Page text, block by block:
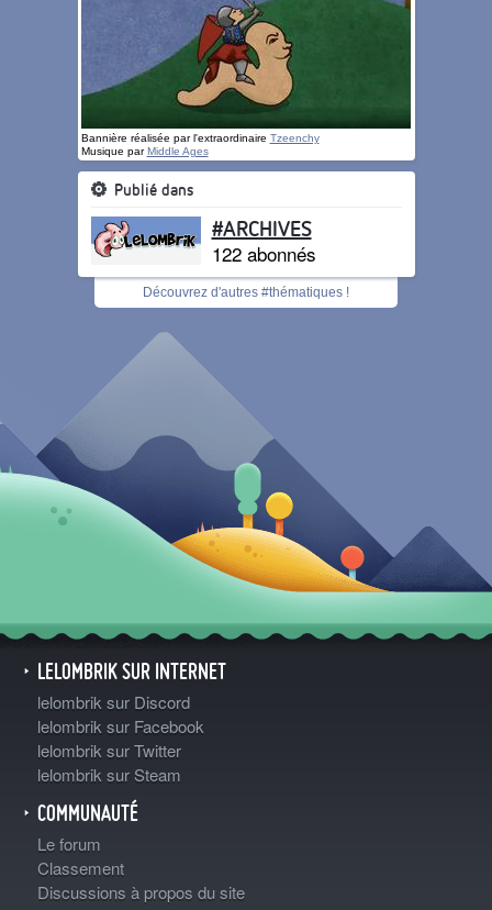
Bannière réalisée par l'extraordinaire Tzeenchy
Musique parMiddle Ages
Publié dans
#ARCHIVES
122 abonnés
Découvrez d'autres #thématiques !
LELOMBRIK SUR INTERNET
lelombrik sur Discord
lelombrik sur Facebook
lelombrik sur Twitter
lelombrik sur Steam
COMMUNAUTÉ
Le forum
Classement
Discussions à propos du site